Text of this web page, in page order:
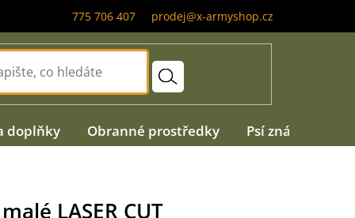
775 706 407 prodej@x-armyshop.cz
doplňky Obranné prostředky Psí známky
LASER CUT